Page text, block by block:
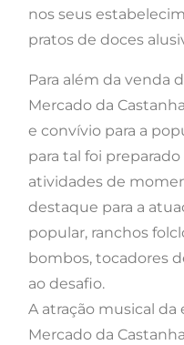
nos seus
pratos de doces
Para além da venda
Mercado da
e convívio para a
para tal foi
atividades de
destaque para a
popular, ranchos
bombos, tocadores
ao desafio.
A atração musical
Mercado da